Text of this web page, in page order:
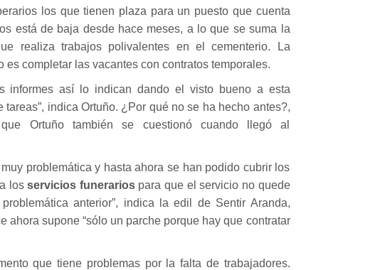
los que tienen plaza para un puesto que cuenta
está de baja desde hace meses, a lo que se suma la
realiza trabajos polivalentes en el cementerio. La
completar las vacantes con contratos temporales.
informes así lo indican dando el visto bueno a esta
indica Ortuño. ¿Por qué no se ha hecho antes?,
Ortuño también se cuestionó cuando llegó al
problemática y hasta ahora se han podido cubrir los
a losservicios funerariospara que el servicio no quede
anterior”, indica la edil de Sentir Aranda,
ahora supone “sólo un parche porque hay que contratar
que tiene problemas por la falta de trabajadores.